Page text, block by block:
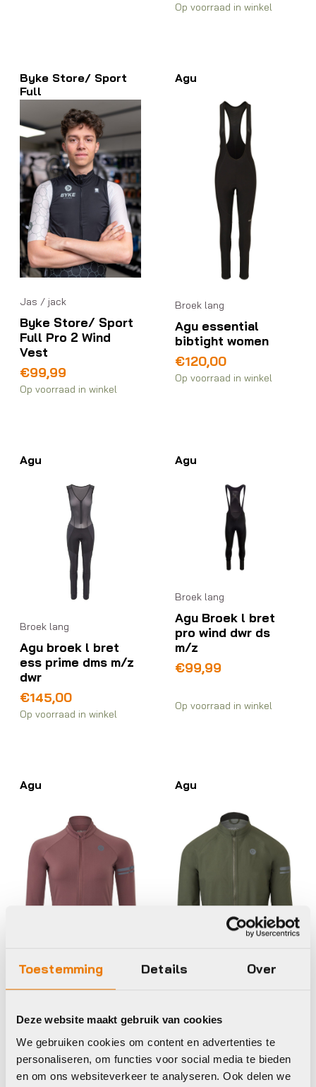
Toestemming Details Over
Deze website maakt gebruik van cookies
We gebruiken cookies om content en advertenties te
personaliseren, om functies voor social media te bieden
en om ons websiteverkeer te analyseren. Ook delen we
Op voorraad in winkel
Byke Store/ Sport
Full
Jas / jack
Byke Store/ Sport
Full Pro 2 Wind
Vest
€99,99
Op voorraad in winkel
Agu
Broek lang
Agu essential
bibtight women
€120,00
Op voorraad in winkel
Agu
Broek lang
Agu broek l bret
ess prime dms m/z
dwr
€145,00
Op voorraad in winkel
Agu
Broek lang
Agu Broek l bret
pro wind dwr ds
m/z
€99,99
Op voorraad in winkel
Agu
Shirt lange mouw
Agu thermo jersey
ls essential women
heartless
Agu
Jas / jack
Agu rain jacket
essential men
forest green